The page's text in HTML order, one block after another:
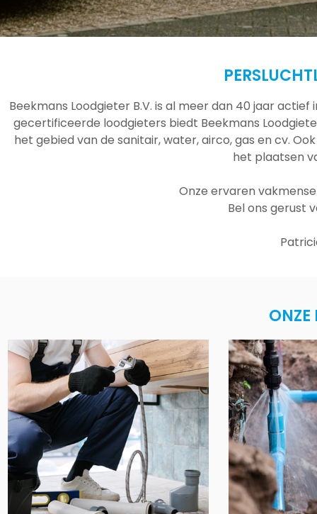
Beekmans Loodgieter B.V. is al meer dan 40 jaar
gecertificeerde loodgieters biedt Beekmans
het gebied van de sanitair, water, airco, gas en cv.
het plaatsen
Onze ervaren
Bel ons gerust
ONZE